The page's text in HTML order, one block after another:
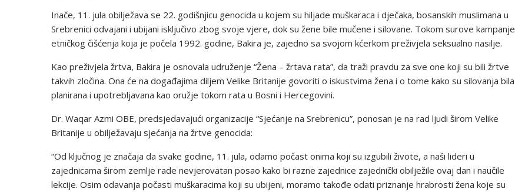
Inače, 11. jula obilježava se 22. godišnjicu genocida u kojem su hiljade muškaraca i dječaka, bosanskih muslimana u
Srebrenici odvajani i ubijani isključivo zbog svoje vjere, dok su žene bile mučene i silovane. Tokom surove kampanje
etničkog čišćenja koja je počela 1992. godine, Bakira je, zajedno sa svojom kćerkom preživjela seksualno nasilje.
Kao preživjela žrtva, Bakira je osnovala udruženje “Žena – žrtava rata”, da traži pravdu za sve one koji su bili žrtve
takvih zločina. Ona će na događajima diljem Velike Britanije govoriti o iskustvima žena i o tome kako su silovanja bila
planirana i upotrebljavana kao oružje tokom rata u Bosni i Hercegovini.
Dr. Waqar Azmi OBE, predsjedavajući organizacije “Sjećanje na Srebrenicu”, ponosan je na rad ljudi širom Velike
Britanije u obilježavaju sjećanja na žrtve genocida:
“Od ključnog je značaja da svake godine, 11. jula, odamo počast onima koji su izgubili živote, a naši lideri u
zajednicama širom zemlje rade nevjerovatan posao kako bi razne zajednice zajednički obilježile ovaj dan i naučile
lekcije. Osim odavanja počasti muškaracima koji su ubijeni, moramo takođe odati priznanje hrabrosti žena koje su